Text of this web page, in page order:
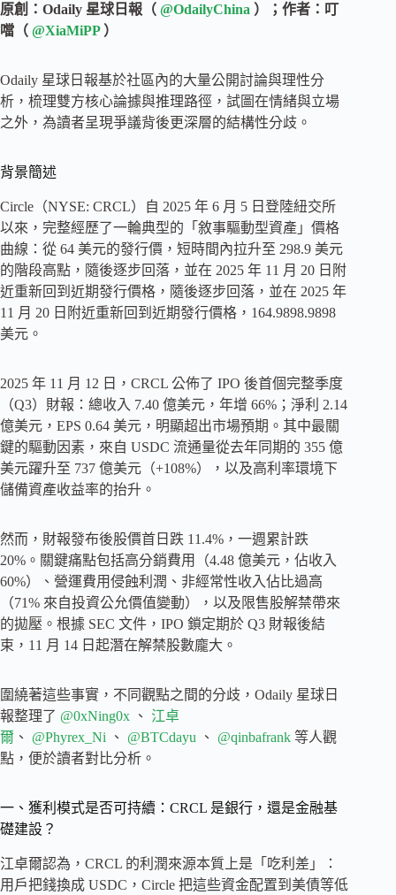
原創：Odaily 星球日報（ @OdailyChina ）；作者：叮
噹（ @XiaMiPP）
Odaily 星球日報基於社區內的大量公開討論與理性分
析，梳理雙方核心論據與推理路徑，試圖在情緒與立場
之外，為讀者呈現爭議背後更深層的結構性分歧。
背景簡述
Circle（NYSE: CRCL）自 2025 年 6 月 5 日登陸紐交所
以來，完整經歷了一輪典型的「敘事驅動型資產」價格
曲線：從 64 美元的發行價，短時間內拉升至 298.9 美元
的階段高點，隨後逐步回落，並在 2025 年 11 月 20 日附
近重新回到近期發行價格，隨後逐步回落，並在 2025 年
11 月 20 日附近重新回到近期發行價格，164.9898.9898
美元。
2025 年 11 月 12 日，CRCL 公佈了 IPO 後首個完整季度
（Q3）財報：總收入 7.40 億美元，年增 66%；淨利 2.14
億美元，EPS 0.64 美元，明顯超出市場預期。其中最關
鍵的驅動因素，來自 USDC 流通量從去年同期的 355 億
美元躍升至 737 億美元（+108%），以及高利率環境下
儲備資產收益率的抬升。
然而，財報發布後股價首日跌 11.4%，一週累計跌
20%。關鍵痛點包括高分銷費用（4.48 億美元，佔收入
60%）、營運費用侵蝕利潤、非經常性收入佔比過高
（71% 來自投資公允價值變動），以及限售股解禁帶來
的拋壓。根據 SEC 文件，IPO 鎖定期於 Q3 財報後結
束，11 月 14 日起潛在解禁股數龐大。
圍繞著這些事實，不同觀點之間的分歧，Odaily 星球日
報整理了 @0xNing0x 、 江卓
爾 、 @Phyrex_Ni 、 @BTCdayu 、 @qinbafrank 等人觀
點，便於讀者對比分析。
一、獲利模式是否可持續：CRCL 是銀行，還是金融基
礎建設？
江卓爾認為，CRCL 的利潤來源本質上是「吃利差」：
用戶把錢換成 USDC，Circle 把這些資金配置到美債等低